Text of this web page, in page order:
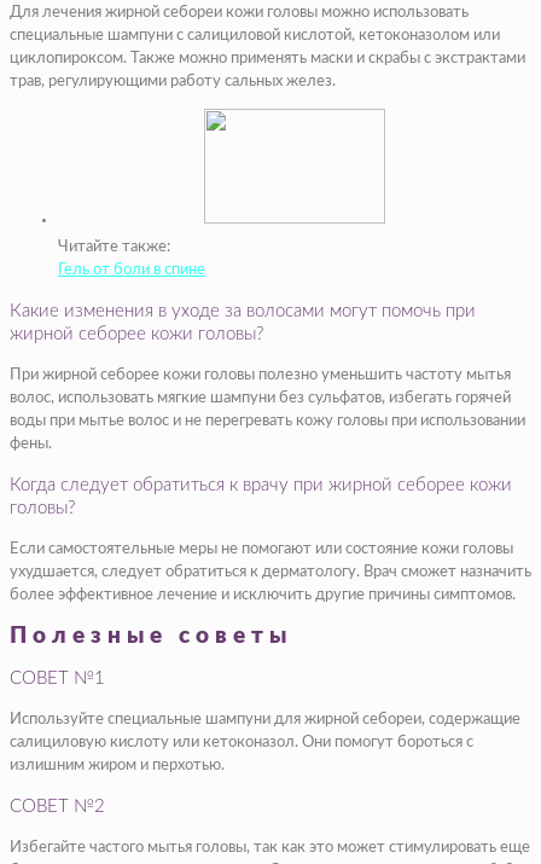
Для лечения жирной себореи кожи головы можно использовать
специальные шампуни с салициловой кислотой, кетоконазолом или
циклопироксом. Также можно применять маски и скрабы с экстрактами
трав, регулирующими работу сальных желез.
Читайте также:
Гель от боли в спине
Какие изменения в уходе за волосами могут помочь при
жирной себорее кожи головы?
При жирной себорее кожи головы полезно уменьшить частоту мытья
волос, использовать мягкие шампуни без сульфатов, избегать горячей
воды при мытье волос и не перегревать кожу головы при использовании
фены.
Когда следует обратиться к врачу при жирной себорее кожи
головы?
Если самостоятельные меры не помогают или состояние кожи головы
ухудшается, следует обратиться к дерматологу. Врач сможет назначить
более эффективное лечение и исключить другие причины симптомов.
Полезные советы
СОВЕТ №1
Используйте специальные шампуни для жирной себореи, содержащие
салициловую кислоту или кетоконазол. Они помогут бороться с
излишним жиром и перхотью.
СОВЕТ №2
Избегайте частого мытья головы, так как это может стимулировать еще